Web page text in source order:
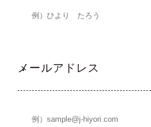
メールアドレス